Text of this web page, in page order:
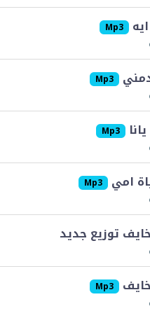
Mp3
Mp3
Mp3
امي Mp3
خايف توزيع جديد
Mp3